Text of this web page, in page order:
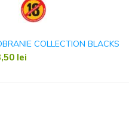
COLLECTION BLACKS
lei